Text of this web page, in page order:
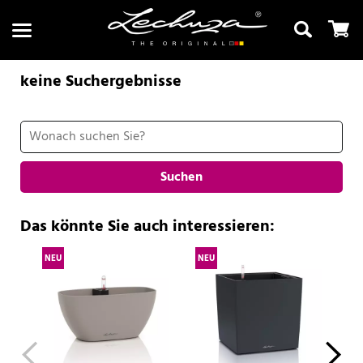
Suchen
keine Suchergebnisse
Suchen
Das könnte Sie auch interessieren:
NEU NEU